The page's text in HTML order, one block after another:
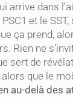
arrive dans
et le SST,
ça prend,
Rien ne
sert de
que le
au-delà des